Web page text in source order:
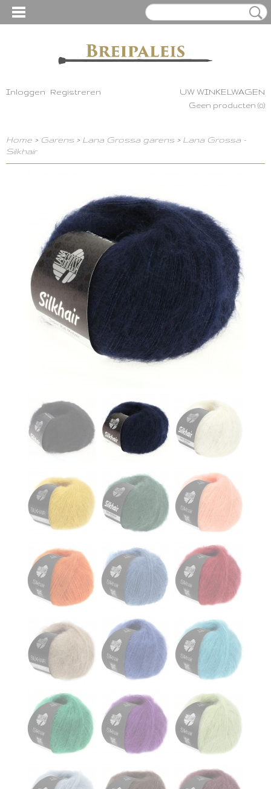
Inloggen Registreren UW WINKELWAGEN
Geen producten (0)
Home > Garens > Lana Grossa garens > Lana Grossa -
Silkhair